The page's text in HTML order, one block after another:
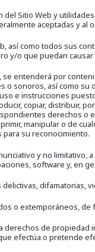
del Sitio Web y
aceptadas y al
así como todos sus
y/o que puedan
entenderá por
o sonoros, así como
e instrucciones
copiar, distribuir,
derechos o
manipular o de
su reconocimiento.
y no
software y, en
difamatorias,
o extemporáneos, de
de propiedad
efectúa o pretende